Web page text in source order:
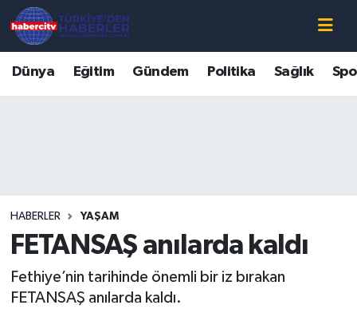
Dünya Eğitim Gündem Politika Sağlık
HABERLER YAŞAM
FETANSAŞ anılarda kaldı
Fethiye’nin tarihinde önemli bir iz bırakan
FETANSAŞ anılarda kaldı.
Süper Lig Puan Durumu ve Fikstür
Son Dakika Haberleri